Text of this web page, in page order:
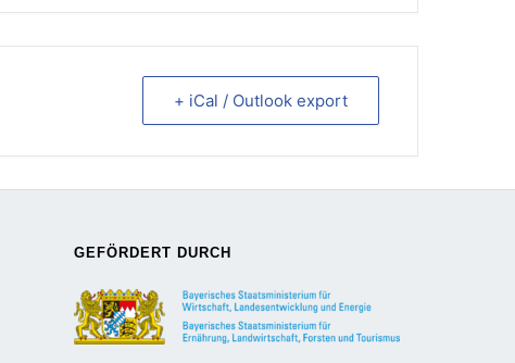
+ iCal / Outlook export
GEFÖRDERT DURCH